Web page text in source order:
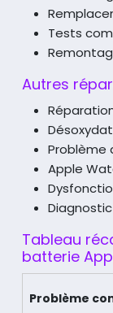
Tests
Autres
Problème
Apple
Tableau
batterie
Problème